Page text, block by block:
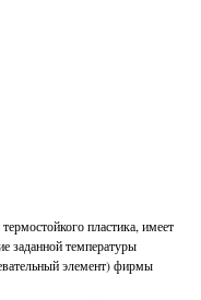
пластика, имеет
заданной температуры
элемент) фирмы